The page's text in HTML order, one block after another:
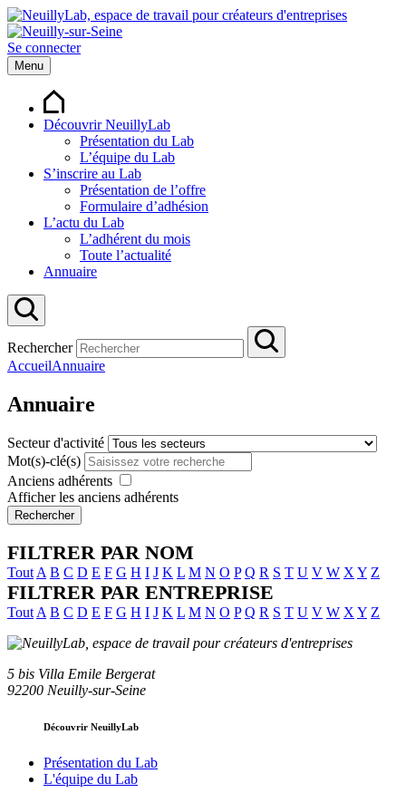
Se connecter
Menu
Découvrir NeuillyLab
Présentation du Lab
L’équipe du Lab
S’inscrire au Lab
Présentation de l’offre
Formulaire d’adhésion
L’actu du Lab
L’adhérent du mois
Toute l’actualité
Annuaire
Rechercher
AccueilAnnuaire
Annuaire
Secteur d'activité
Mot(s)-clé(s)
Anciens adhérents
Afficher les anciens adhérents
Rechercher
FILTRER PAR NOM
Tout A B C D E F G H I J K L M N O P Q R S T U V W X Y Z
FILTRER PAR ENTREPRISE
Tout A B C D E F G H I J K L M N O P Q R S T U V W X Y Z
5 bis Villa Emile Bergerat
92200 Neuilly-sur-Seine
Découvrir NeuillyLab
Présentation du Lab
L'équipe du Lab